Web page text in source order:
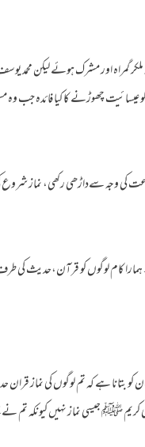
گمراہ اور مشرک ہوئے لیکن محمد
عیسائیت چھوڑنے کا کیا فائدہ جب
کی وجہ سےداڑھی رکھی، نماز شروع
کام لوگوں کو قرآن،حدیث کی
ان کو بتانا ہے کہ تم لوگوں کی نماز
کریم ﷺ جیسی نماز نہیں کیونکہ تم